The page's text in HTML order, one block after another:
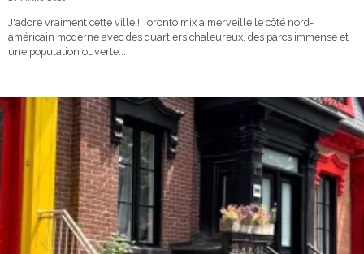
J'adore vraiment cette ville ! Toronto mix à merveille le côté nord-
américain moderne avec des quartiers chaleureux, des parcs immense et
une population ouverte...